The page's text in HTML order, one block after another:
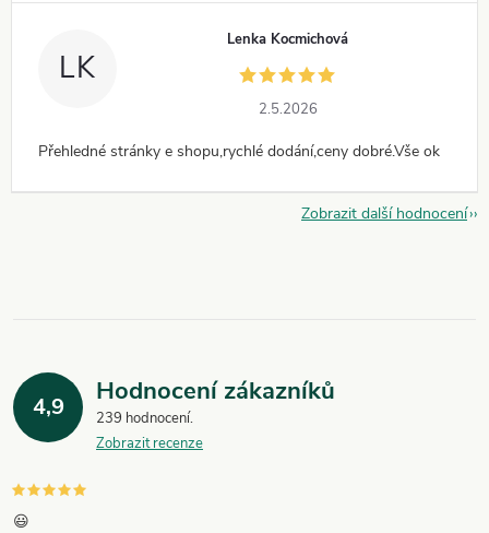
LK
Lenka Kocmichová
2.5.2026
Přehledné stránky e shopu,rychlé dodání,ceny dobré.Vše ok
Zobrazit další hodnocení
4,9 Hodnocení zákazníků
239 hodnocení
Zobrazit recenze
😃